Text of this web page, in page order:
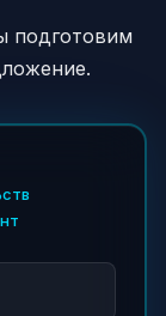
подготовим